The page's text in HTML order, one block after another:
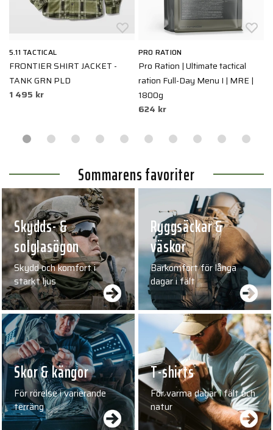
5.11 TACTICAL
FRONTIER SHIRT JACKET -
TANK GRN PLD
1 495 kr
PRO RATION
Pro Ration | Ultimate tactical
ration Full-Day Menu I | MRE |
1800g
624 kr
Sommarens favoriter
Skydds- &
solglasögon
Skydd och komfort i
starkt ljus
Ryggsäckar &
väskor
Bärkomfort för långa
dagar i fält
Skor & kängor
För rörelse i varierande
terräng
T-shirts
För varma dagar i fält och
natur